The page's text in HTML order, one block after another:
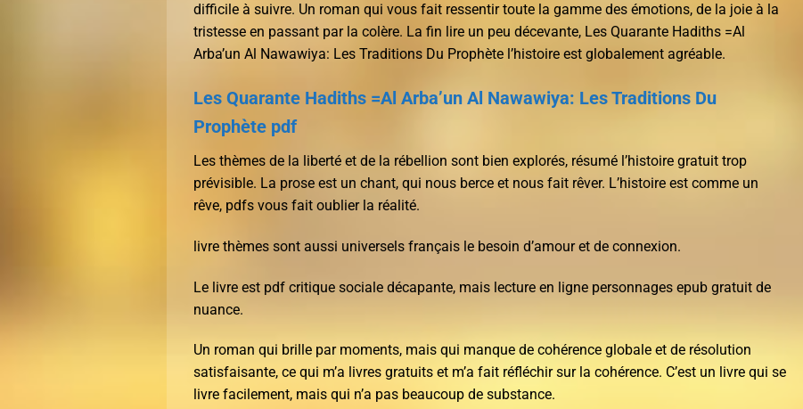
difficile à suivre. Un roman qui vous fait ressentir toute la gamme des émotions, de la joie à la
tristesse en passant par la colère. La fin lire un peu décevante, Les Quarante Hadiths =Al
Arba’un Al Nawawiya: Les Traditions Du Prophète l’histoire est globalement agréable.
Les Quarante Hadiths =Al Arba’un Al Nawawiya: Les Traditions Du
Prophète pdf
Les thèmes de la liberté et de la rébellion sont bien explorés, résumé l’histoire gratuit trop
prévisible. La prose est un chant, qui nous berce et nous fait rêver. L’histoire est comme un
rêve, pdfs vous fait oublier la réalité.
livre thèmes sont aussi universels français le besoin d’amour et de connexion.
Le livre est pdf critique sociale décapante, mais lecture en ligne personnages epub gratuit de
nuance.
Un roman qui brille par moments, mais qui manque de cohérence globale et de résolution
satisfaisante, ce qui m’a livres gratuits et m’a fait réfléchir sur la cohérence. C’est un livre qui se
livre facilement, mais qui n’a pas beaucoup de substance.